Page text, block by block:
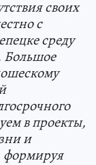
своих
с
среду
Большое
в проекты,
и
формируя